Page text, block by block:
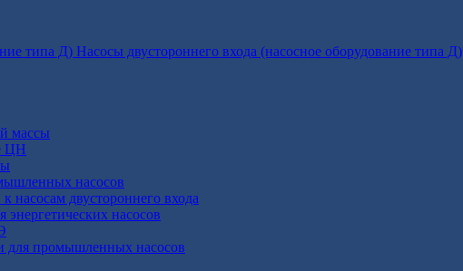
Насосы двустороннего входа (насосное оборудование типа Д)
массы
ЦН
насосов
к насосам двустороннего входа
энергетических насосов
для промышленных насосов